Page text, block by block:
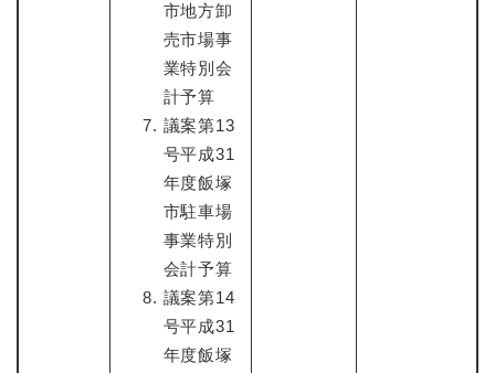
市地方卸
売市場事
業特別会
計予算
議案第13
号平成31
年度飯塚
市駐車場
事業特別
会計予算
議案第14
号平成31
年度飯塚